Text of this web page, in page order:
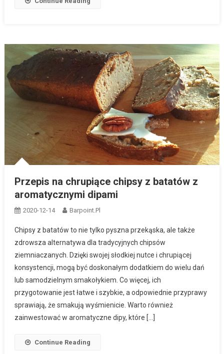
Przepis na chrupiące chipsy z batatów z
aromatycznymi dipami
2020-12-14 Barpoint.pl
Chipsy z batatów to nie tylko pyszna przekąska, ale także
zdrowsza alternatywa dla tradycyjnych chipsów
ziemniaczanych. Dzięki swojej słodkiej nutce i chrupiącej
konsystencji, mogą być doskonałym dodatkiem do wielu dań
lub samodzielnym smakołykiem. Co więcej, ich
przygotowanie jest łatwe i szybkie, a odpowiednie przyprawy
sprawiają, że smakują wyśmienicie. Warto również
zainwestować w aromatyczne dipy, które […]
Continue Reading